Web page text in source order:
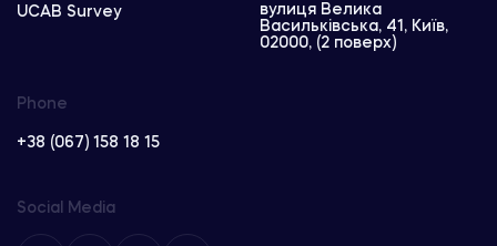
UCAB Survey
Phone
+38 (067) 158 18 15
вулиця Велика
Васильківська, 41, Київ,
02000, (2 поверх)
Social Media